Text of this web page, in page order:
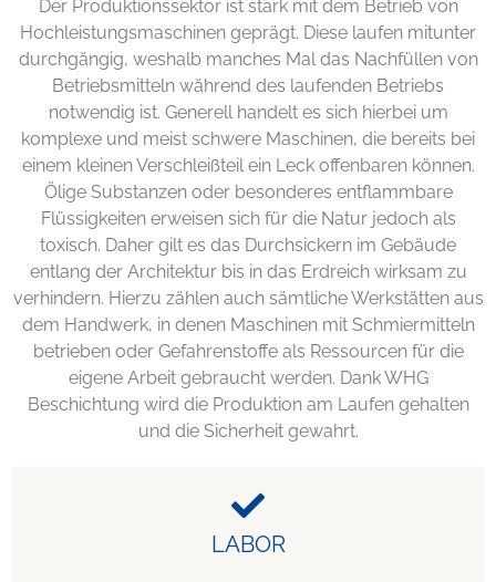
Der Produktionssektor ist stark mit dem Betrieb von
Hochleistungsmaschinen geprägt. Diese laufen mitunter
durchgängig, weshalb manches Mal das Nachfüllen von
Betriebsmitteln während des laufenden Betriebs
notwendig ist. Generell handelt es sich hierbei um
komplexe und meist schwere Maschinen, die bereits bei
einem kleinen Verschleißteil ein Leck offenbaren können.
Ölige Substanzen oder besonderes entflammbare
Flüssigkeiten erweisen sich für die Natur jedoch als
toxisch. Daher gilt es das Durchsickern im Gebäude
entlang der Architektur bis in das Erdreich wirksam zu
verhindern. Hierzu zählen auch sämtliche Werkstätten aus
dem Handwerk, in denen Maschinen mit Schmiermitteln
betrieben oder Gefahrenstoffe als Ressourcen für die
eigene Arbeit gebraucht werden. Dank WHG
Beschichtung wird die Produktion am Laufen gehalten
und die Sicherheit gewahrt.
LABOR